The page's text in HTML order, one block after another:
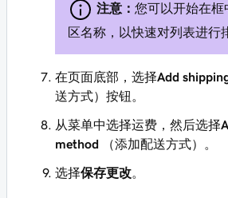
注意： 您可以开始在框
区名称，以快速对列表进行
在页面底部，选择Add
送方式）按钮。
从菜单中选择运费，然后选择
method （添加配送方式）。
选择保存更改